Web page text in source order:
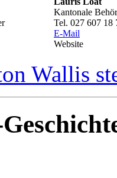
Kantonale
Tel. 027 607 18
E-Mail
Website
Wallis